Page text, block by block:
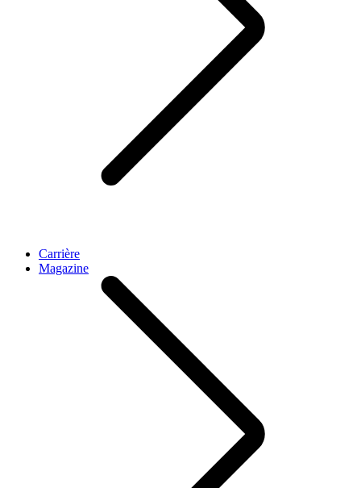
Carrière
Magazine